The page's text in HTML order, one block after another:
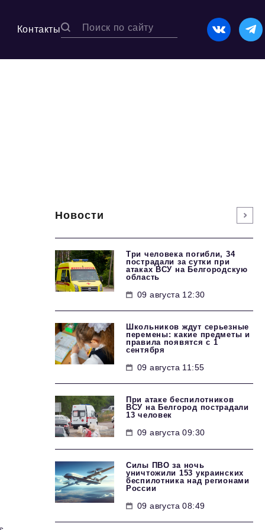
Контакты
Новости
Три человека погибли, 34
пострадали за сутки при
атаках ВСУ на Белгородскую
область
09 августа 12:30
Школьников ждут серьезные
перемены: какие предметы и
правила появятся с 1
сентября
09 августа 11:55
При атаке беспилотников
ВСУ на Белгород пострадали
13 человек
09 августа 09:30
Силы ПВО за ночь
уничтожили 153 украинских
беспилотника над регионами
России
09 августа 08:49